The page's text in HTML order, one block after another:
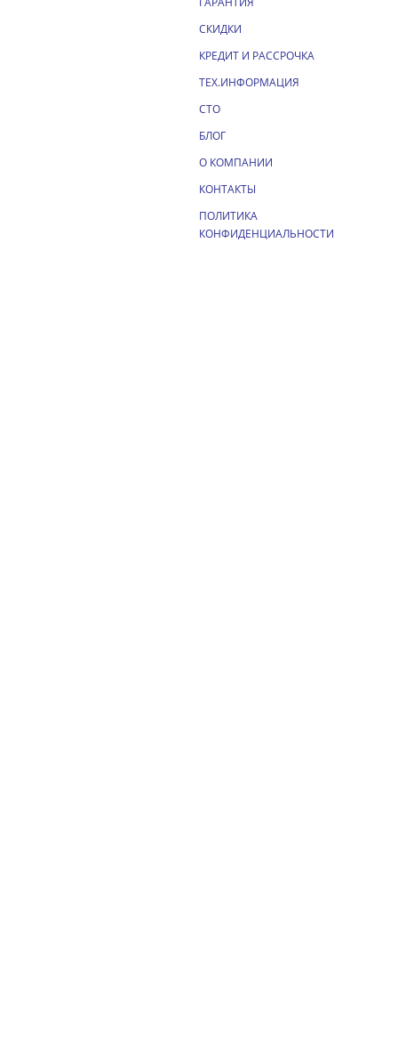
СКИДКИ
КРЕДИТ И РАССРОЧКА
ТЕХ.ИНФОРМАЦИЯ
СТО
БЛОГ
О КОМПАНИИ
КОНТАКТЫ
ПОЛИТИКА
КОНФИДЕНЦИАЛЬНОСТИ